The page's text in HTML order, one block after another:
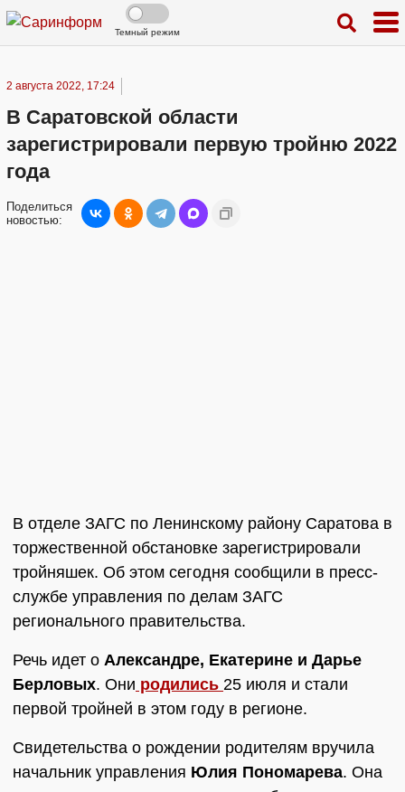
Темный режим
2 августа 2022, 17:24
В Саратовской области
зарегистрировали первую тройню 2022
года
Поделиться
новостью:
В отделе ЗАГС по Ленинскому району Саратова в
торжественной обстановке зарегистрировали
тройняшек. Об этом сегодня сообщили в пресс-
службе управления по делам ЗАГС
регионального правительства.
Речь идет о Александре, Екатерине и Дарье
Берловых. Они родились 25 июля и стали
первой тройней в этом году в регионе.
Свидетельства о рождении родителям вручила
начальник управления Юлия Пономарева. Она